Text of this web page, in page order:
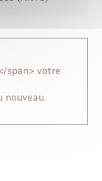
span> votre
nouveau.